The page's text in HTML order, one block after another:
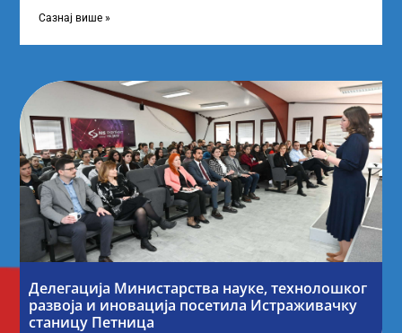
Сазнај више »
Делегација Министарства науке, технолошког
развоја и иновација посетила Истраживачку
станицу Петница